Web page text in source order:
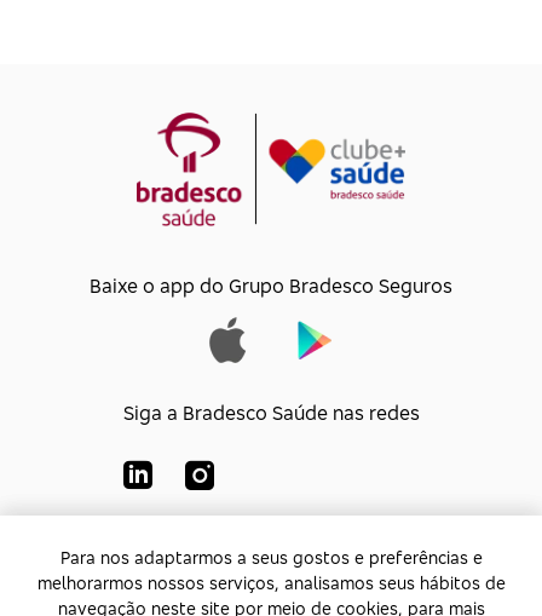
Para nos adaptarmos a seus gostos e preferências e
melhorarmos nossos serviços, analisamos seus hábitos de
navegação neste site por meio de cookies, para mais
Baixe o app do Grupo Bradesco Seguros
Siga a Bradesco Saúde nas redes
Bradesco Saúde S/A
CNPJ:92.693.118/0001-60
Para nos adaptarmos a seus gostos e preferências e
melhorarmos nossos serviços, analisamos seus hábitos de
navegação neste site por meio de cookies, para mais